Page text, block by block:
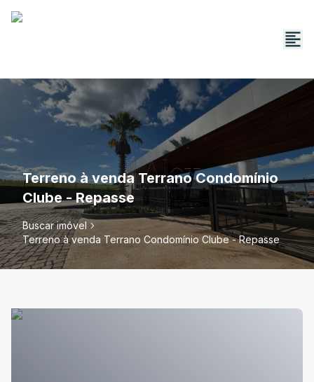
Terreno à venda Terrano Condomínio
Clube - Repasse
Buscar imóvel
Terreno à venda Terrano Condomínio Clube - Repasse